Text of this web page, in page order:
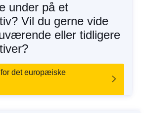
under på et
Vil du gerne vide
eller tidligere
det europæiske